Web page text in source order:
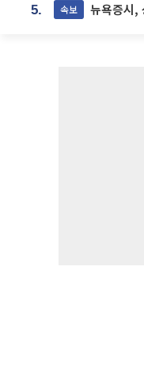
5. 속보 뉴욕증시